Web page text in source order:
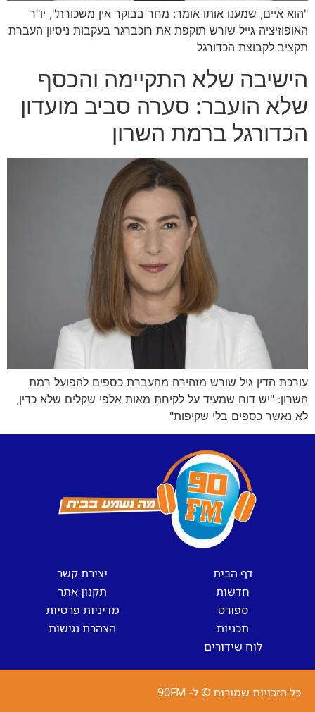
"הוא איים, שמענו אותו אומר: מחר בבוקר אין משכורת", יו"ר
האופוזיציה גייל שורש תוקפת את רוכברגר בעקבות ניסיון העברת
תקציב לקבוצת הכדורגל
הישיבה שלא התקיימה והכסף
שלא הועבר: סערה סביב מועדון
הכדורגל ברמת השרון
עורכת הדין גיל שורש מזהירה מהעברת כספים להפועל רמת
השרון: "יש דוח שמעיד על לקיחת מאות אלפי שקלים שלא כדין,
לא נאשר כספים בלי שקיפות"
דף הבית
חדשות
ספורט
תכניות
לוח שידורים
יצירת קשר
תקנון אתר
מדיניות פרטיות
הצהרת נגישות
כל הזכויות שמורות © ל- 90FM